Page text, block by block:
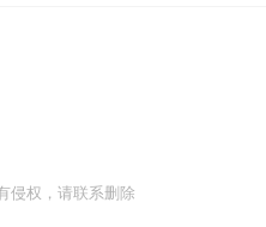
侵权，请联系删除